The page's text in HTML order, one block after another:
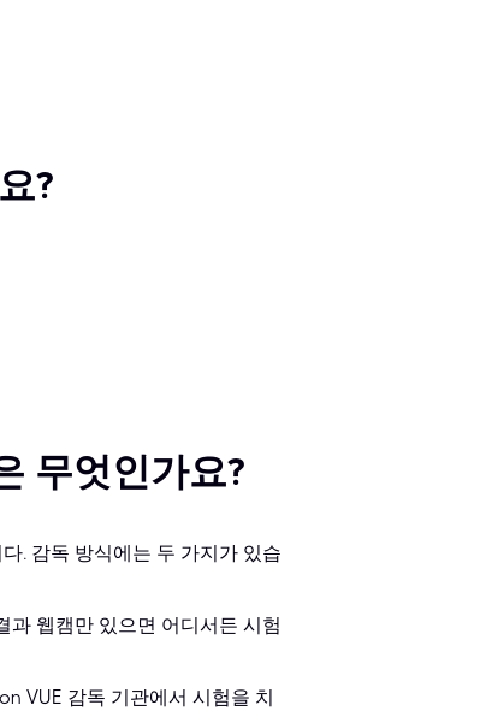
?
무엇인가요?
. 감독 방식에는 두 가지가 있습
과 웹캠만 있으면 어디서든 시험
VUE 감독 기관에서 시험을 치